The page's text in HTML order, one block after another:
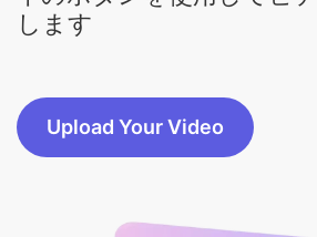
します
Upload Your Video